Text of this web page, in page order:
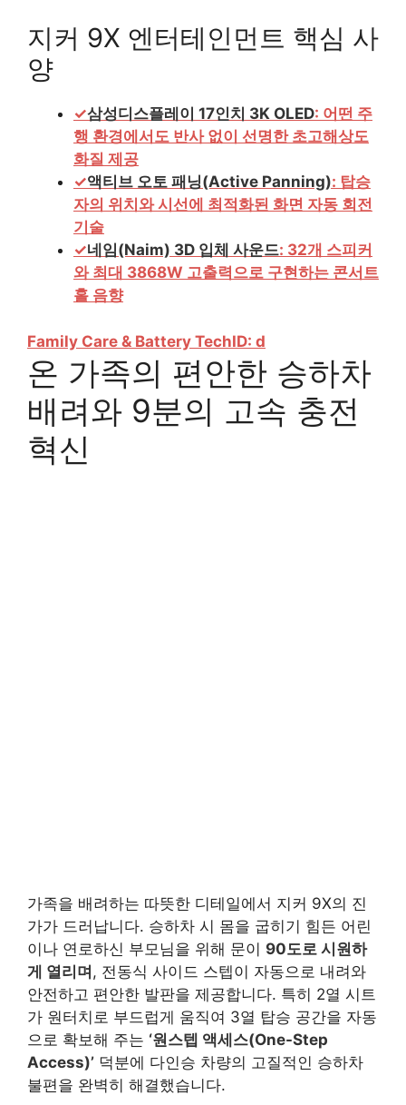
지커 9X 엔터테인먼트 핵심 사
양
✓삼성디스플레이 17인치 3K OLED: 어떤 주
행 환경에서도 반사 없이 선명한 초고해상도
화질 제공
✓액티브 오토 패닝(Active Panning): 탑승
자의 위치와 시선에 최적화된 화면 자동 회전
기술
✓네임(Naim) 3D 입체 사운드: 32개 스피커
와 최대 3868W 고출력으로 구현하는 콘서트
홀 음향
Family Care & Battery TechID: d
온 가족의 편안한 승하차
배려와 9분의 고속 충전
혁신
가족을 배려하는 따뜻한 디테일에서 지커 9X의 진
가가 드러납니다. 승하차 시 몸을 굽히기 힘든 어린
이나 연로하신 부모님을 위해 문이 90도로 시원하
게 열리며, 전동식 사이드 스텝이 자동으로 내려와
안전하고 편안한 발판을 제공합니다. 특히 2열 시트
가 원터치로 부드럽게 움직여 3열 탑승 공간을 자동
으로 확보해 주는 ‘원스텝 액세스(One-Step
Access)’ 덕분에 다인승 차량의 고질적인 승하차
불편을 완벽히 해결했습니다.